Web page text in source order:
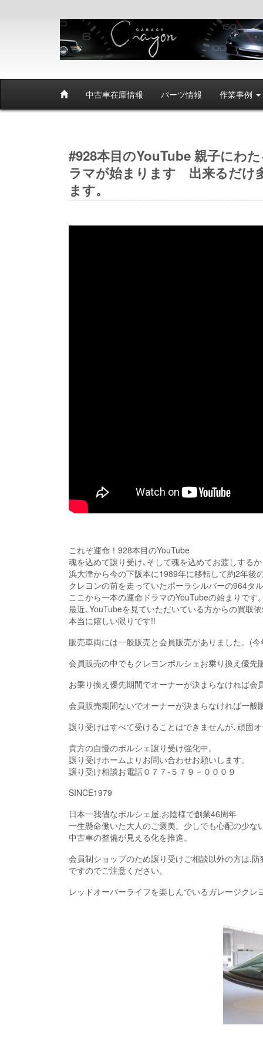
中古車在庫情報 パーツ情報 作業事例
#928本目のYouTube 親子にわ
ラマが始まります 出来るだけ
ます。
これぞ運命！928本目のYouTube
魂を込めて譲り受け､そして魂を込めてお渡しする
浜大津から今の下阪本に1989年に移転して約2年後
クレヨンの前を走っていたポーラシルバーの964タ
ここから一本の運命ドラマのYouTubeの始まりで
最近､YouTubeを見ていただいている方からの買取
本当に嬉しい限りです!!
販売車両には一般販売と会員販売がありました。(
会員販売の中でもクレヨンポルシェお乗り換え優先
お乗り換え優先期間でオーナーが決まらなければ会
会員販売期間ないでオーナーが決まらなければ一般
譲り受けはすべて受けることはできませんが､頑固
貴方の自慢のポルシェ譲り受け強化中。
譲り受けホームよりお問い合わせお願いします。
譲り受け相談お電話０７７-５７９－０００９
SINCE1979
日本一我儘なポルシェ屋.お陰様で創業46周年
一生懸命働いた大人のご褒美。少しでも心配の少な
中古車の整備が見える化を推進。
会員制ショップのため譲り受けご相談以外の方は.
ですのでご注意ください。
レッドオーバーライフを楽しんでいるガレージク